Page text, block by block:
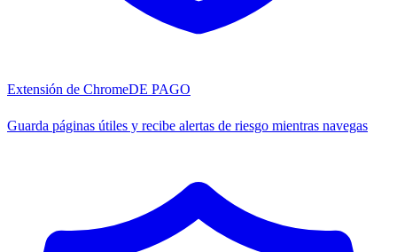
Extensión de ChromeDE PAGO
Guarda páginas útiles y recibe alertas de riesgo mientras navegas